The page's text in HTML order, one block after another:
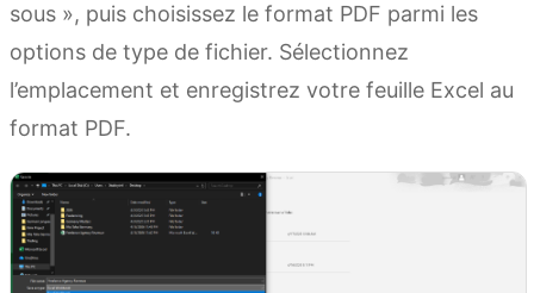
sous », puis choisissez le format PDF parmi les
options de type de fichier. Sélectionnez
l’emplacement et enregistrez votre feuille Excel au
format PDF.